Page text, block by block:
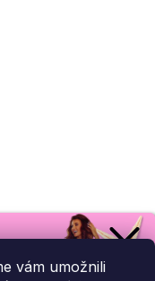
vám umožnili